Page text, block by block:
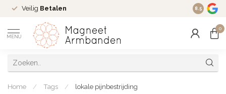
Veilig Betalen Ruim 16
8.5
MENU
0
Home / Tags / lokale pijnbestrijding